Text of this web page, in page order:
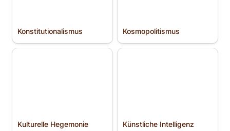
Konstitutio­nalismus Kosmopolitismus
Kulturelle Hegemonie
Kulturelle Hegemonie
Künstliche Intelligenz
Künstliche Intelligenz